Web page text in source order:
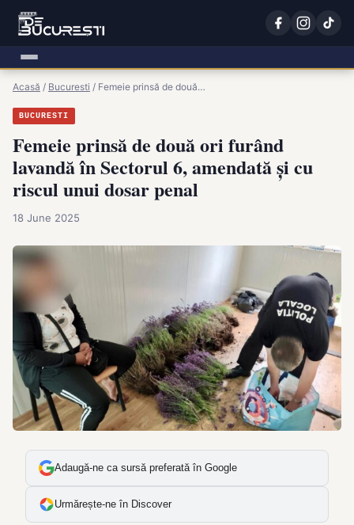
Acasă / Bucuresti / Femeie prinsă de două…
BUCURESTI
Femeie prinsă de două ori furând
lavandă în Sectorul 6, amendată și cu
riscul unui dosar penal
18 June 2025
Adaugă-ne ca sursă preferată în Google
Urmărește-ne în Discover